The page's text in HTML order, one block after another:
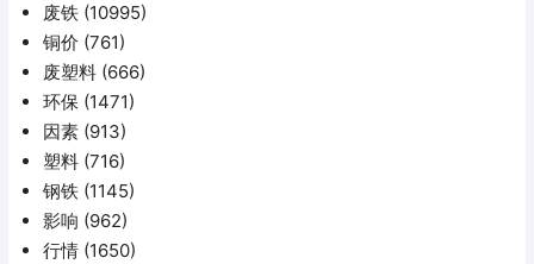
废铁 (10995)
铜价 (761)
废塑料 (666)
环保 (1471)
因素 (913)
塑料 (716)
钢铁 (1145)
影响 (962)
行情 (1650)